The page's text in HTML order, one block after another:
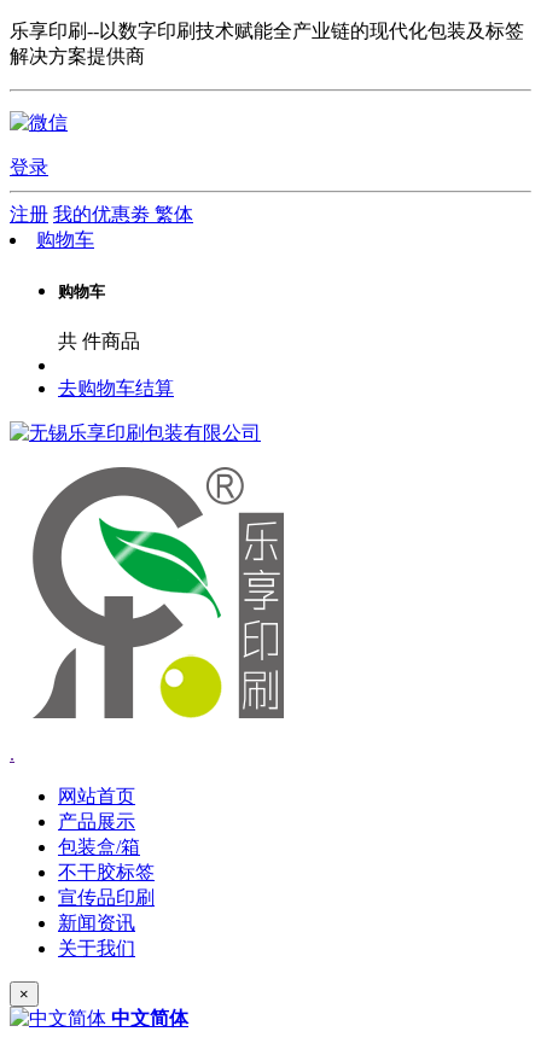
乐享印刷--以数字印刷技术赋能全产业链的现代化包装及标签
解决方案提供商
登录
注册 我的优惠劵 繁体
购物车
购物车
共 件商品
去购物车结算
.
网站首页
产品展示
包装盒/箱
不干胶标签
宣传品印刷
新闻资讯
关于我们
×
中文简体